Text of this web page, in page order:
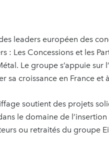
leaders européen des
: Les Concessions et les
Le groupe s’appuie sur
sa croissance en France et
soutient des projets
le domaine de
ou retraités du groupe